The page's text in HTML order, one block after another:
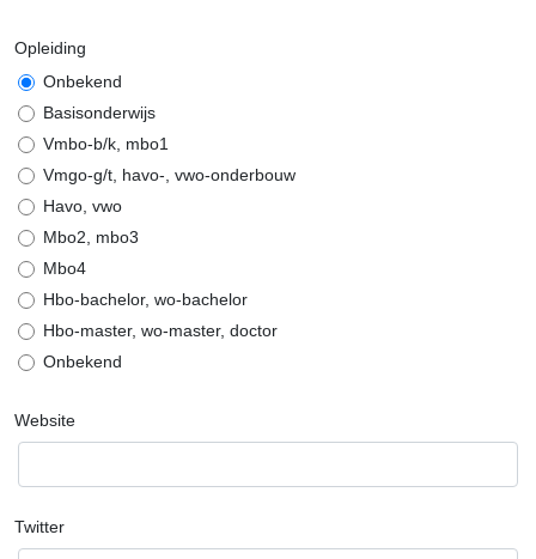
Opleiding
Onbekend
Basisonderwijs
Vmbo-b/k, mbo1
Vmgo-g/t, havo-, vwo-onderbouw
Havo, vwo
Mbo2, mbo3
Mbo4
Hbo-bachelor, wo-bachelor
Hbo-master, wo-master, doctor
Onbekend
Website
Twitter